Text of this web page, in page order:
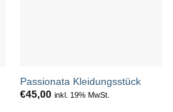
Passionata Kleidungsstück
€45,00 inkl. 19% MwSt.